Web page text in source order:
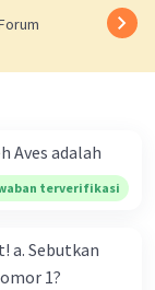
330 ekor
28 ekor
dengan
genotip
jumlah total
Aves adalah
terverifikasi
1?